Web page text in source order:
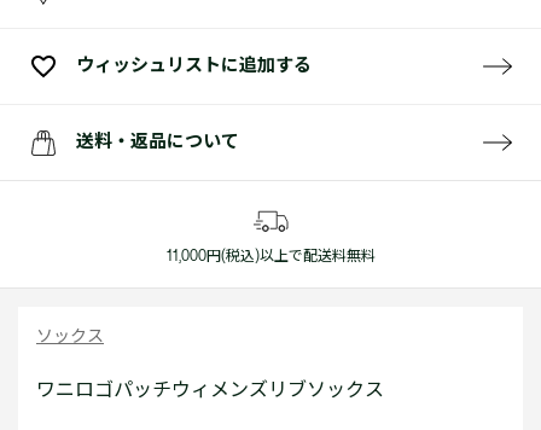
ウィッシュリストに追加する
送料・返品について
11,000円(税込)以上で配送料無料
ソックス
ワニロゴパッチウィメンズリブソックス